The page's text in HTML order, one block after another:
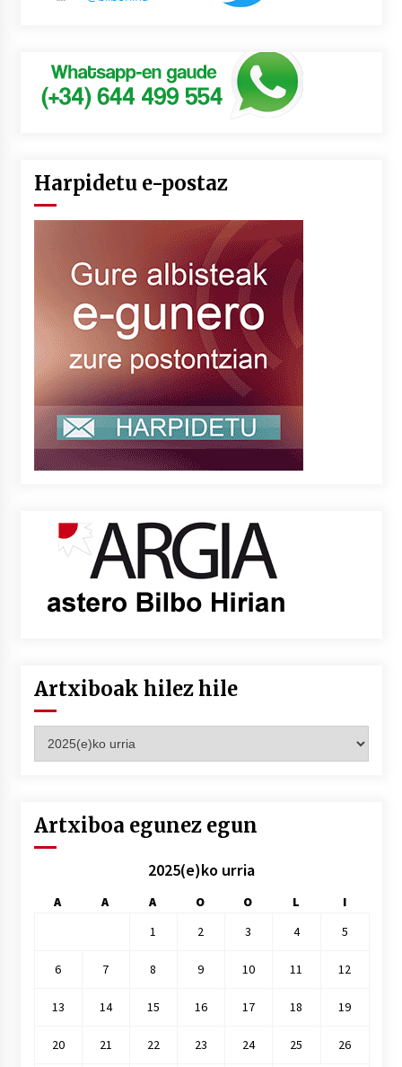
Harpidetu e-postaz
Artxiboak hilez hile
hilez
Artxiboa egunez egun
2025(e)ko urria
A A A O O L
I
1
2 3 4 5
6 7 8 9 10 11 12
13 14 15 16 17 18 19
20 21 22 23 24 25 26